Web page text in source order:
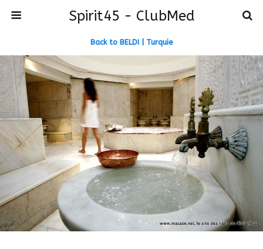
Spirit45 - ClubMed
Back to BELDI | Turquie